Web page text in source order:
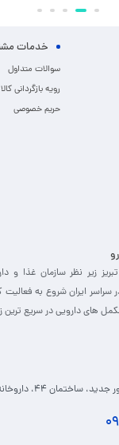
خدمات
سوالات متداول
رویه بازگردانی کالا
حریم خصوصی
تبریز زیر نظر سازمان غذا و
سراسر ایران شروع به
مکمل های دارویی در سریع